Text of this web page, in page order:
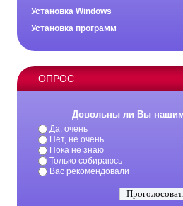
Установка Windows
Установка программ
ОПРОС
Довольны ли Вы
Да, очень
Нет, не очень
Пока не знаю
Только собираюсь
Вас рекомендовали